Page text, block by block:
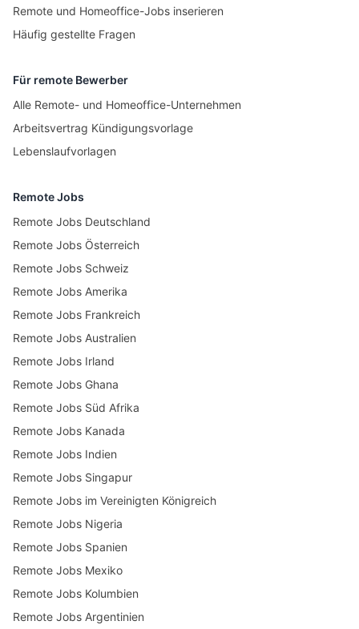
Remote und Homeoffice-Jobs inserieren
Häufig gestellte Fragen
Für remote Bewerber
Alle Remote- und Homeoffice-Unternehmen
Arbeitsvertrag Kündigungsvorlage
Lebenslaufvorlagen
Remote Jobs
Remote Jobs Deutschland
Remote Jobs Österreich
Remote Jobs Schweiz
Remote Jobs Amerika
Remote Jobs Frankreich
Remote Jobs Australien
Remote Jobs Irland
Remote Jobs Ghana
Remote Jobs Süd Afrika
Remote Jobs Kanada
Remote Jobs Indien
Remote Jobs Singapur
Remote Jobs im Vereinigten Königreich
Remote Jobs Nigeria
Remote Jobs Spanien
Remote Jobs Mexiko
Remote Jobs Kolumbien
Remote Jobs Argentinien